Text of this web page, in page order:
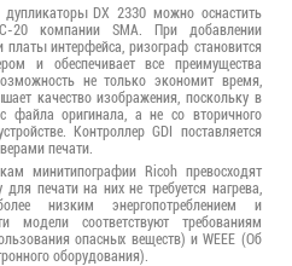
DX 2330 можно оснастить
20 компании SMA. При добавлении
платы интерфейса, ризограф становится
и обеспечивает все преимущества
не только экономит время,
качество изображения, поскольку в
файла оригинала, а не со вторичного
Контроллер GDI поставляется
печати.
минитипографии Ricoh превосходят
печати на них не требуется нагрева,
низким энергопотреблением и
модели соответствуют требованиям
опасных веществ) и WEEE (Об
оборудования).